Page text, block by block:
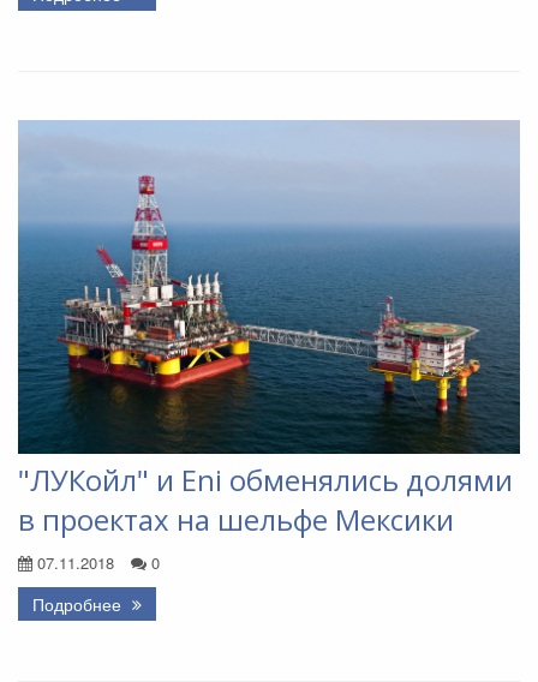
"ЛУКойл" и Eni обменялись долями
в проектах на шельфе Мексики
07.11.2018 0
Подробнее